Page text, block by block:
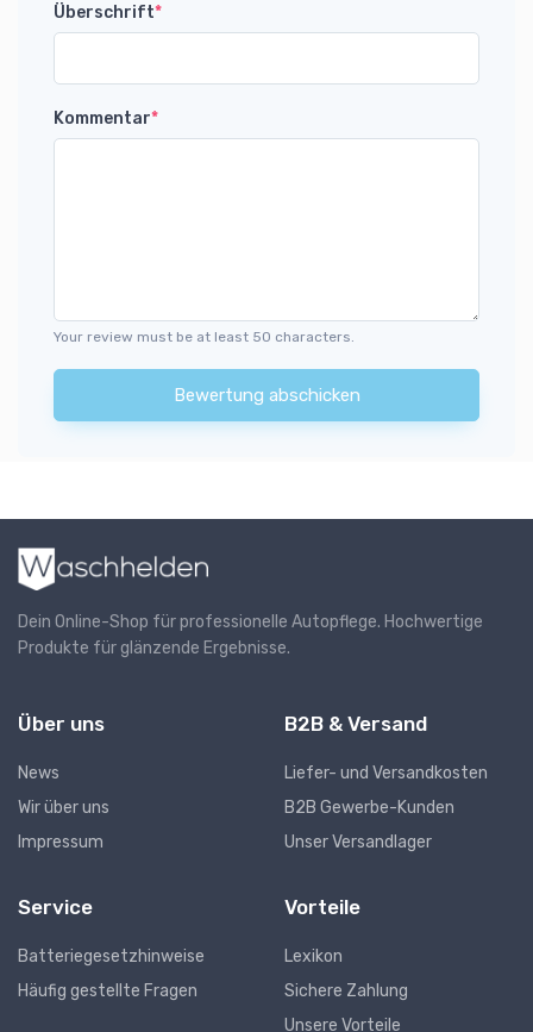
Überschrift*
Kommentar*
Your review must be at least 50 characters.
Bewertung abschicken
Dein Online-Shop für professionelle Autopflege. Hochwertige
Produkte für glänzende Ergebnisse.
Über uns
News
Wir über uns
Impressum
B2B & Versand
Liefer- und Versandkosten
B2B Gewerbe-Kunden
Unser Versandlager
Service
Batteriegesetzhinweise
Häufig gestellte Fragen
Vorteile
Lexikon
Sichere Zahlung
Unsere Vorteile